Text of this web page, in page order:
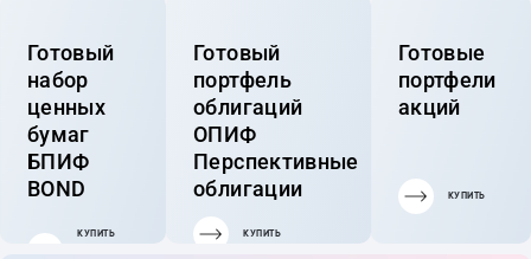
Готовый
набор
ценных
бумаг
БПИФ
BOND
КУПИТЬ
Готовый
портфель
облигаций
ОПИФ
Перспективные
облигации
КУПИТЬ
Готовые
портфели
акций
КУПИТЬ